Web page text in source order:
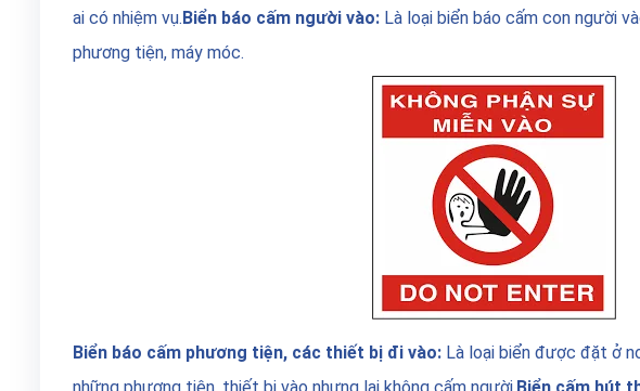
ai có nhiệm vụ.Biển báo cấm người vào: Là loại biển báo cấm con người
phương tiện, máy móc.
Biển báo cấm phương tiện, các thiết bị đi vào: Là loại biển được đặt ở
những phương tiện, thiết bị vào nhưng lại không cấm người. Biển cấm hút